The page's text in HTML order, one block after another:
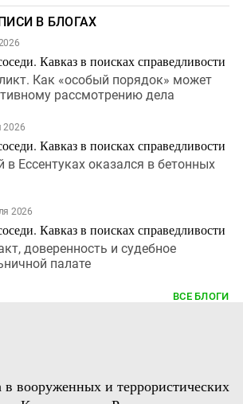
В БЛОГАХ
Кавказ в поисках справедливости
Как «особый порядок» может
рассмотрению дела
2026
Кавказ в поисках справедливости
в Ессентуках оказался в бетонных
2026
Кавказ в поисках справедливости
доверенность и судебное
палате
ВСЕ БЛОГИ
вооруженных и террористических